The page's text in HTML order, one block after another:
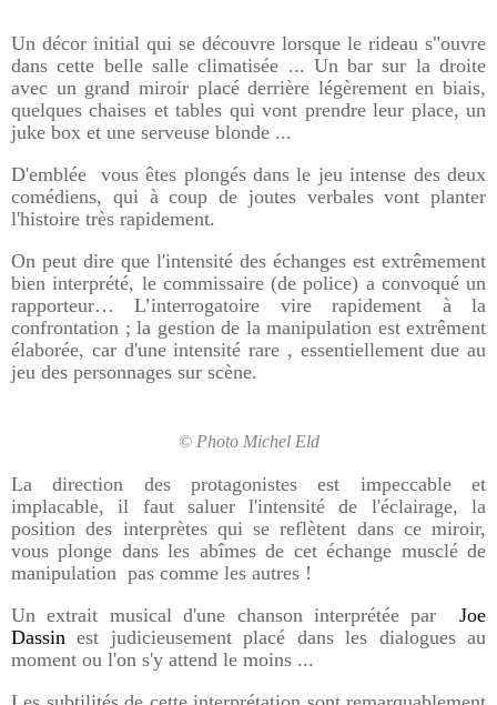
Un décor initial qui se découvre lorsque le rideau s"ouvre
dans cette belle salle climatisée ... Un bar sur la droite
avec un grand miroir placé derrière légèrement en biais,
quelques chaises et tables qui vont prendre leur place, un
juke box et une serveuse blonde ...
D'emblée vous êtes plongés dans le jeu intense des deux
comédiens, qui à coup de joutes verbales vont planter
l'histoire très rapidement.
On peut dire que l'intensité des échanges est extrêmement
bien interprété, le commissaire (de police) a convoqué un
rapporteur… L’interrogatoire vire rapidement à la
confrontation ; la gestion de la manipulation est extrêment
élaborée, car d'une intensité rare , essentiellement due au
jeu des personnages sur scène.
© Photo Michel Eld
La direction des protagonistes est impeccable et
implacable, il faut saluer l'intensité de l'éclairage, la
position des interprètes qui se reflètent dans ce miroir,
vous plonge dans les abîmes de cet échange musclé de
manipulation pas comme les autres !
Un extrait musical d'une chanson interprétée par Joe
Dassin est judicieusement placé dans les dialogues au
moment ou l'on s'y attend le moins ...